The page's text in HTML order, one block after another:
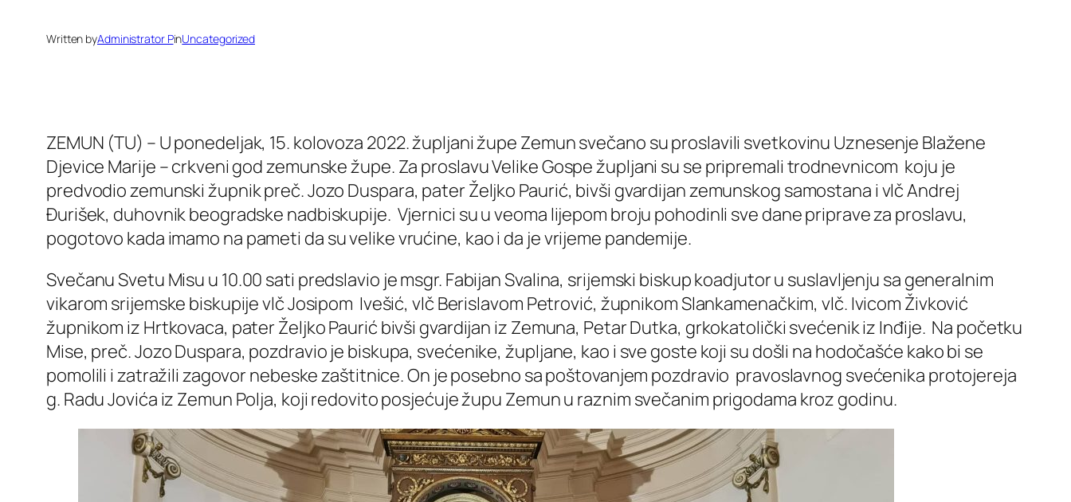
Written byAdministrator PinUncategorized
ZEMUN (TU) – U ponedeljak, 15. kolovoza 2022. župljani župe Zemun svečano su proslavili svetkovinu Uznesenje Blažene
Djevice Marije – crkveni god zemunske župe. Za proslavu Velike Gospe župljani su se pripremali trodnevnicom koju je
predvodio zemunski župnik preč. Jozo Duspara, pater Željko Paurić, bivši gvardijan zemunskog samostana i vlč Andrej
Đurišek, duhovnik beogradske nadbiskupije. Vjernici su u veoma lijepom broju pohodinli sve dane priprave za proslavu,
pogotovo kada imamo na pameti da su velike vrućine, kao i da je vrijeme pandemije.
Svečanu Svetu Misu u 10.00 sati predslavio je msgr. Fabijan Svalina, srijemski biskup koadjutor u suslavljenju sa generalnim
vikarom srijemske biskupije vlč Josipom Ivešić, vlč Berislavom Petrović, župnikom Slankamenačkim, vlč. Ivicom Živković
župnikom iz Hrtkovaca, pater Željko Paurić bivši gvardijan iz Zemuna, Petar Dutka, grkokatolički svećenik iz Inđije. Na početku
Mise, preč. Jozo Duspara, pozdravio je biskupa, svećenike, župljane, kao i sve goste koji su došli na hodočašće kako bi se
pomolili i zatražili zagovor nebeske zaštitnice. On je posebno sa poštovanjem pozdravio pravoslavnog svećenika protojereja
g. Radu Jovića iz Zemun Polja, koji redovito posjećuje župu Zemun u raznim svečanim prigodama kroz godinu.